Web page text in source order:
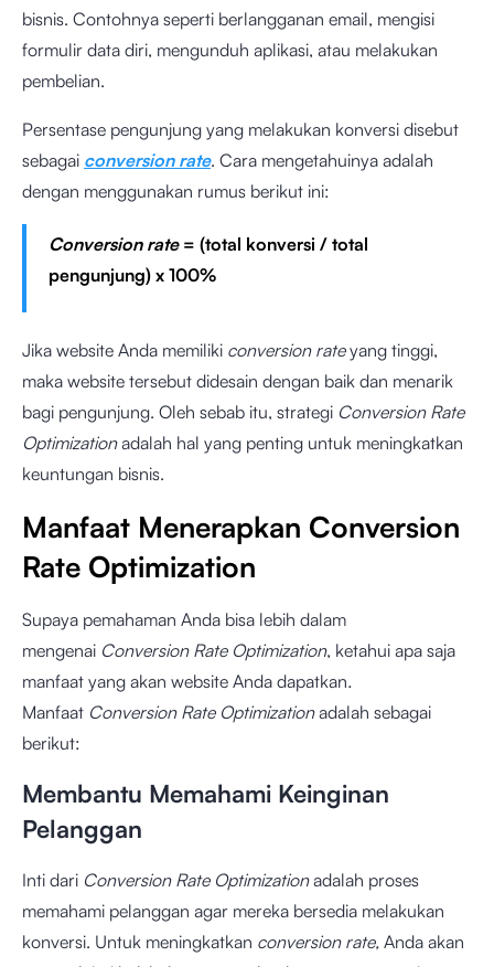
bisnis. Contohnya seperti berlangganan email, mengisi
formulir data diri, mengunduh aplikasi, atau melakukan
pembelian.
Persentase pengunjung yang melakukan konversi disebut
sebagai conversion rate. Cara mengetahuinya adalah
dengan menggunakan rumus berikut ini:
Conversion rate= (total konversi / total
pengunjung) x 100%
Jika website Anda memiliki conversion rateyang tinggi,
maka website tersebut didesain dengan baik dan menarik
bagi pengunjung. Oleh sebab itu, strategi Conversion Rate
Optimizationadalah hal yang penting untuk meningkatkan
keuntungan bisnis.
Manfaat Menerapkan Conversion
Rate Optimization
Supaya pemahaman Anda bisa lebih dalam
mengenai Conversion Rate Optimization, ketahui apa saja
manfaat yang akan website Anda dapatkan.
Manfaat Conversion Rate Optimizationadalah sebagai
berikut:
Membantu Memahami Keinginan
Pelanggan
Inti dari Conversion Rate Optimizationadalah proses
memahami pelanggan agar mereka bersedia melakukan
konversi. Untuk meningkatkan conversion rate, Anda akan